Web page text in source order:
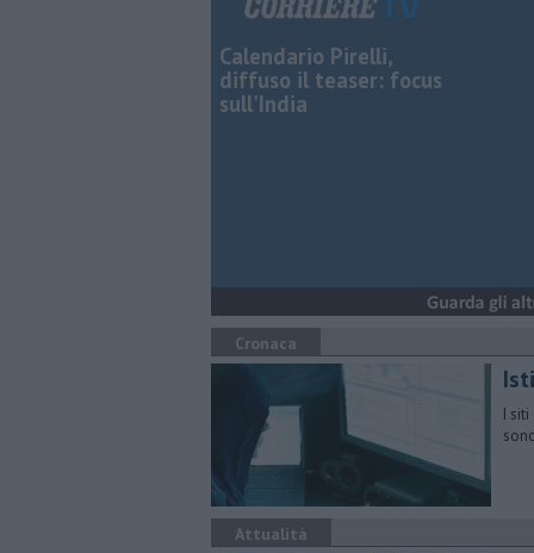
Calendario Pirelli,
diffuso il teaser: focus
sull'India
Cronaca
I
Attualità